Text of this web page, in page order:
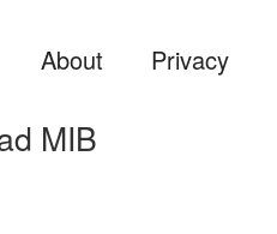
About Privacy
MIB